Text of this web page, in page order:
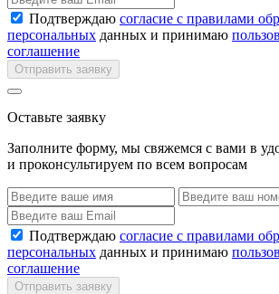
Подтверждаю согласие с правилами
персональных данных и принимаю
соглашение
Отправить заявку
Оставьте заявку
Заполните форму, мы свяжемся с вами в
и проконсультируем по всем вопросам
Подтверждаю согласие с правилами
персональных данных и принимаю
соглашение
Отправить заявку